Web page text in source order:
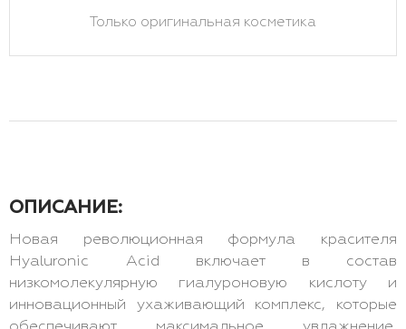
Только оригинальная косметика
ОПИСАНИЕ:
Новая революционная формула красителя
Hyaluronic Acid включает в состав
низкомолекулярную гиалуроновую кислоту и
инновационный ухаживающий комплекс, которые